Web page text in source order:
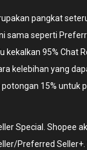
pangkat
sama seperti
kekalkan 95% Chat
kelebihan yang
15% untuk
Special. Shopee
Preferred